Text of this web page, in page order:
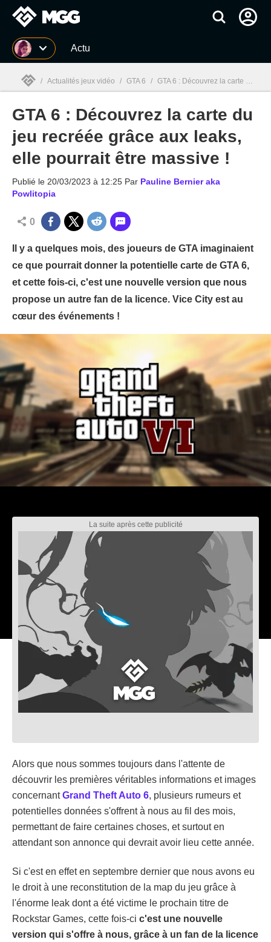
MGG Actu
MGG
/ Actualités jeux vidéo / GTA 6 / GTA 6 : Découvrez la carte du jeu recréée grâce aux leaks, elle pourrait être massive !
GTA 6 : Découvrez la carte du
jeu recréée grâce aux leaks,
elle pourrait être massive !
Publié le 20/03/2023 à 12:25 Par Pauline Bernier aka
Powlitopia
0
Il y a quelques mois, des joueurs de GTA imaginaient
ce que pourrait donner la potentielle carte de GTA 6,
et cette fois-ci, c'est une nouvelle version que nous
propose un autre fan de la licence. Vice City est au
cœur des événements !
Alors que nous sommes toujours dans l'attente de
découvrir les premières véritables informations et images
concernantGrand Theft Auto 6, plusieurs rumeurs et
potentielles données s'offrent à nous au fil des mois,
permettant de faire certaines choses, et surtout en
attendant son annonce qui devrait avoir lieu cette année.
Si c'est en effet en septembre dernier que nous avons eu
le droit à une reconstitution de la map du jeu grâce à
l'énorme leak dont a été victime le prochain titre de
Rockstar Games, cette fois-ci c'est une nouvelle
version qui s'offre à nous, grâce à un fan de la licence